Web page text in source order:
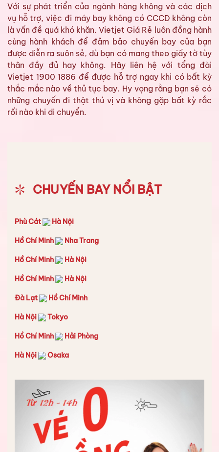
Với sự phát triển của ngành hàng không và các dịch
vụ hỗ trợ, việc đi máy bay không có CCCD không còn
là vấn đề quá khó khăn. Vietjet Giá Rẻ luôn đồng hành
cùng hành khách để đảm bảo chuyến bay của bạn
được diễn ra suôn sẻ, dù bạn có mang theo giấy tờ tùy
thân đầy đủ hay không. Hãy liên hệ với tổng đài
Vietjet 1900 1886 để được hỗ trợ ngay khi có bất kỳ
thắc mắc nào về thủ tục bay. Hy vọng rằng bạn sẽ có
những chuyến đi thật thú vị và không gặp bất kỳ rắc
rối nào khi di chuyển.
CHUYẾN BAY NỔI BẬT
Phù Cát Hà Nội
Hồ Chí Minh Nha Trang
Hồ Chí Minh Hà Nội
Hồ Chí Minh Hà Nội
Đà Lạt Hồ Chí Minh
Hà Nội Tokyo
Hồ Chí Minh Hải Phòng
Hà Nội Osaka